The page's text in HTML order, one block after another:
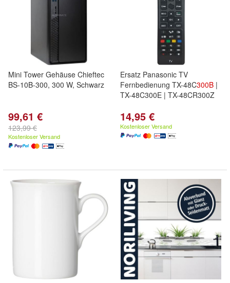
Mini Tower Gehäuse Chieftec
BS-10B-300, 300 W, Schwarz
99,61 €
123,99 €
Kostenloser Versand
Ersatz Panasonic TV
Fernbedienung TX-48C300B |
TX-48C300E | TX-48CR300Z
14,95 €
Kostenloser Versand